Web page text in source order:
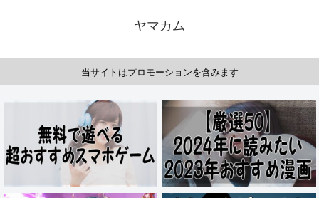
ヤマカム
当サイトはプロモーションを含みます